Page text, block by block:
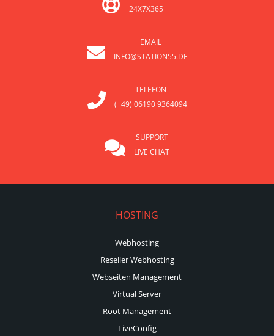
24X7X365
EMAIL
INFO@STATION55.DE
TELEFON
(+49) 06190 9364094
SUPPORT
LIVE CHAT
HOSTING
Webhosting
Reseller Webhosting
Webseiten Management
Virtual Server
Root Management
LiveConfig